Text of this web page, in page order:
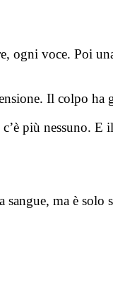
ogni voce. Poi
Il colpo ha
più nessuno. E
ma è solo